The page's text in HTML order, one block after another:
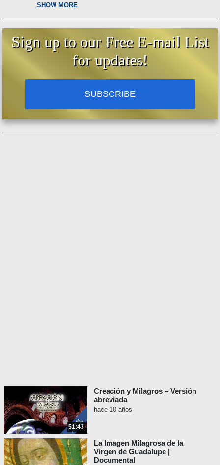
Leer el transcrito:
lica/diluvio-universal-genesis/
SHOW MORE
Sign up to our Free E-mail List
for updates!
SUBSCRIBE
51:43
Creación y Milagros – Versión
abreviada
hace 10 años
La Imagen Milagrosa de la
Virgen de Guadalupe |
Documental